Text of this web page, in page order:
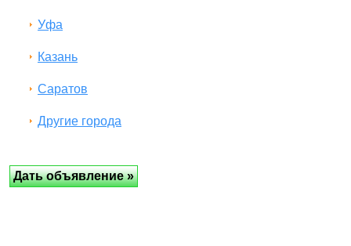
Уфа
Казань
Саратов
Другие города